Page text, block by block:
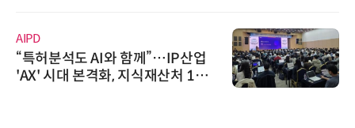
AIPD
“특허분석도 AI와 함께”…IP산업
'AX' 시대 본격화, 지식재산처 1호